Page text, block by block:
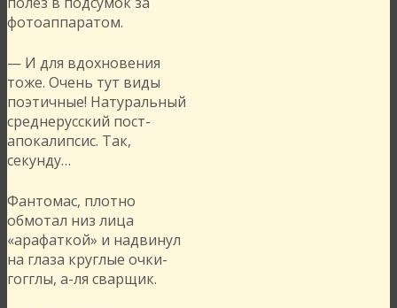
фотоаппаратом.
— И для вдохновения
тоже. Очень тут виды
поэтичные! Натуральный
среднерусский пост-
апокалипсис. Так,
секунду…
Фантомас, плотно
обмотал низ лица
«арафаткой» и надвинул
на глаза круглые очки-
гогглы, а-ля сварщик.